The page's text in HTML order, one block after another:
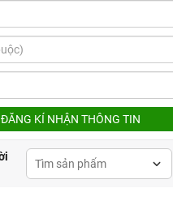
ĐĂNG KÍ NHẬN THÔNG TIN